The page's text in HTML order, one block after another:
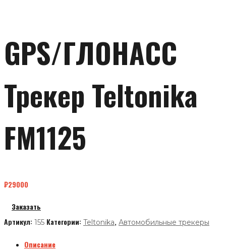
GPS/ГЛОНАСС
Трекер Teltonika
FM1125
₽29000
Заказать
Артикул: 155 Категории: Teltonika, Автомобильные трекеры
Описание